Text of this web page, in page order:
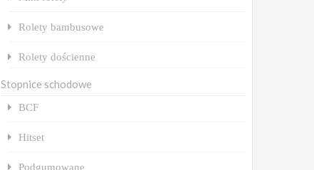
Rolety bambusowe
Rolety dościenne
Stopnice schodowe
BCF
Hitset
Podgumowane